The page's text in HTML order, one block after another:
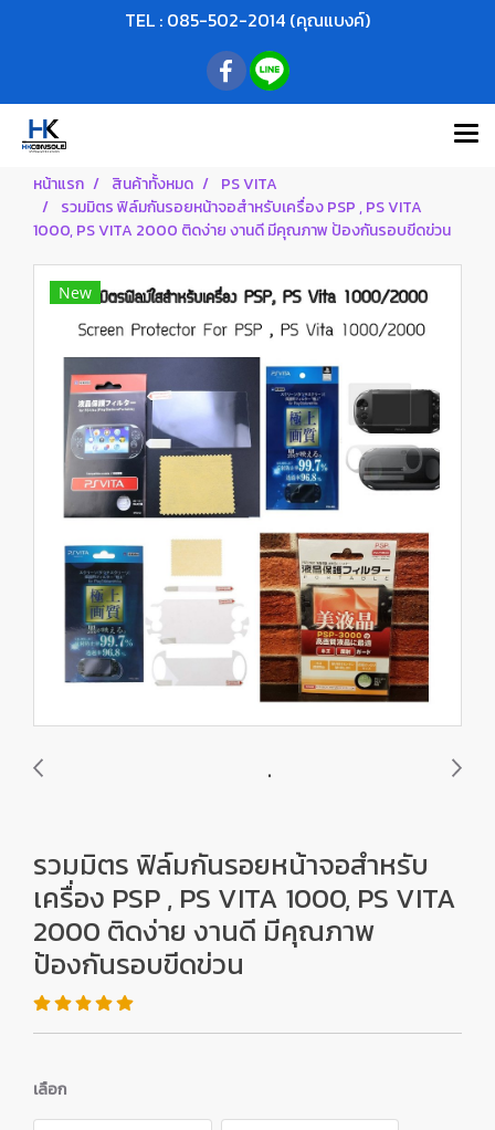
TEL : 085-502-2014 (คุณแบงค์)
หน้าแรก สินค้าทั้งหมด
PS VITA
รวมมิตร ฟิล์มกันรอยหน้าจอสำหรับเครื่อง PSP , PS VITA
1000, PS VITA 2000 ติดง่าย งานดี มีคุณภาพ ป้องกันรอบขีดข่วน
New
รวมมิตร ฟิล์มกันรอยหน้าจอสำหรับ
เครื่อง PSP , PS VITA 1000, PS VITA
2000 ติดง่าย งานดี มีคุณภาพ
ป้องกันรอบขีดข่วน
เลือก